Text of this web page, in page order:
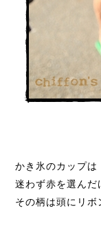
かき氷のカップは
迷わず赤を選んだ
その柄は頭にリ